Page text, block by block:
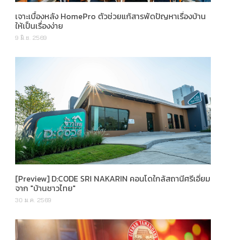
เจาะเบื้องหลัง HomePro ตัวช่วยแก้สารพัดปัญหาเรื่องบ้าน
ให้เป็นเรื่องง่าย
9 มิ.ย. 2569
[Preview] D:CODE SRI NAKARIN คอนโดใกล้สถานีศรีเอี่ยม
จาก "บ้านชาวไทย"
30 ม.ค. 2569